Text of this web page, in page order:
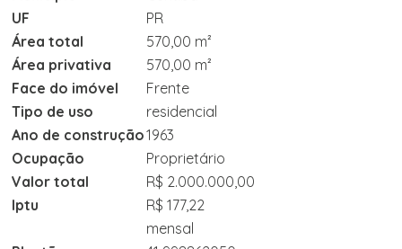
o
d
o
S
a
o
l
ã
o
C
u
UF
PR
Área total
570,00 m²
Área privativa
570,00 m²
Face do imóvel
Frente
Tipo de uso
residencial
Ano de construção1963
Ocupação
Proprietário
Valor total
R$ 2.000.000,00
Iptu
R$ 177,22
mensal